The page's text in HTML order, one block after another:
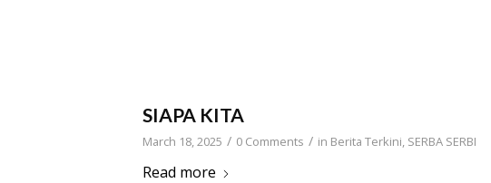
SIAPA KITA
March 18, 2025 / 0 Comments / in Berita Terkini, SERBA SERBI
Read more